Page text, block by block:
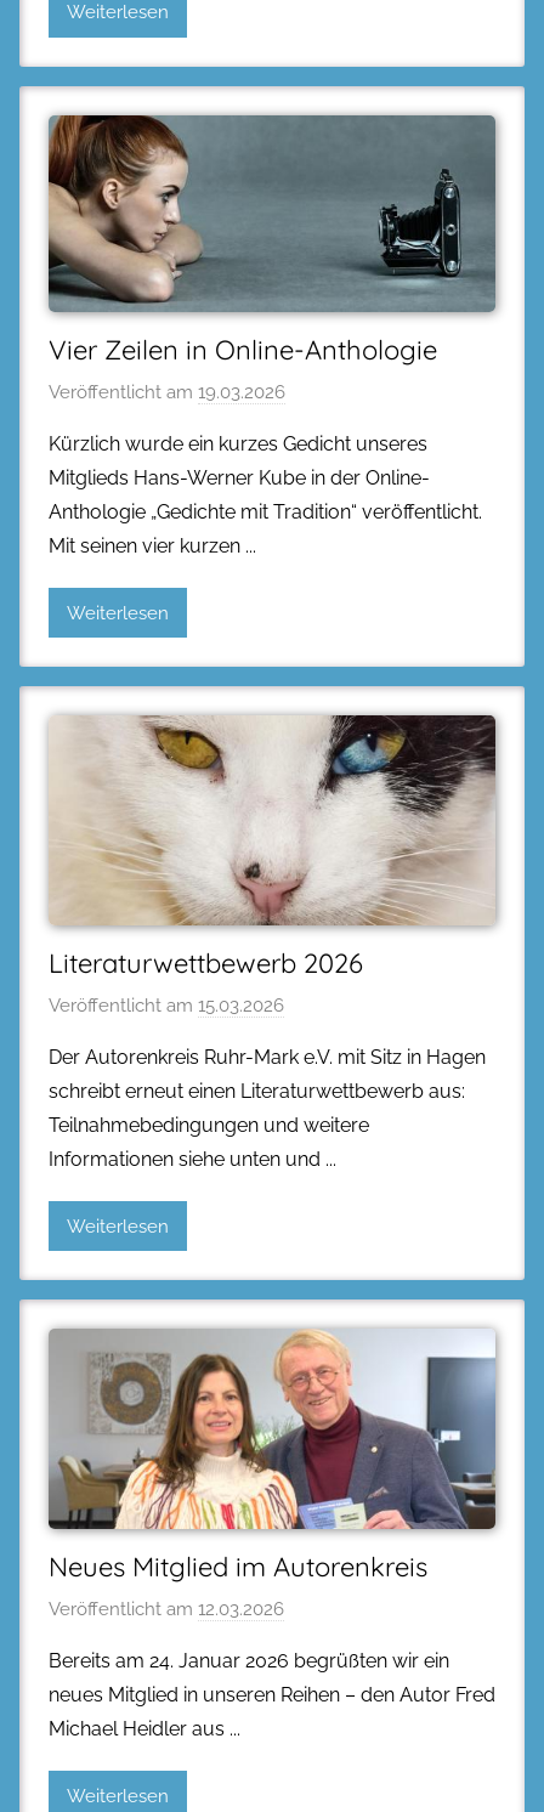
Weiterlesen
Vier Zeilen in Online-Anthologie
Veröffentlicht am 19.03.2026
Kürzlich wurde ein kurzes Gedicht unseres
Mitglieds Hans-Werner Kube in der Online-
Anthologie „Gedichte mit Tradition“ veröffentlicht.
Mit seinen vier kurzen
Weiterlesen
Literaturwettbewerb 2026
Veröffentlicht am 15.03.2026
Der Autorenkreis Ruhr-Mark e.V. mit Sitz in Hagen
schreibt erneut einen Literaturwettbewerb aus:
Teilnahmebedingungen und weitere
Informationen siehe unten und
Weiterlesen
Neues Mitglied im Autorenkreis
Veröffentlicht am 12.03.2026
Bereits am 24. Januar 2026 begrüßten wir ein
neues Mitglied in unseren Reihen – den Autor Fred
Michael Heidler aus
Weiterlesen